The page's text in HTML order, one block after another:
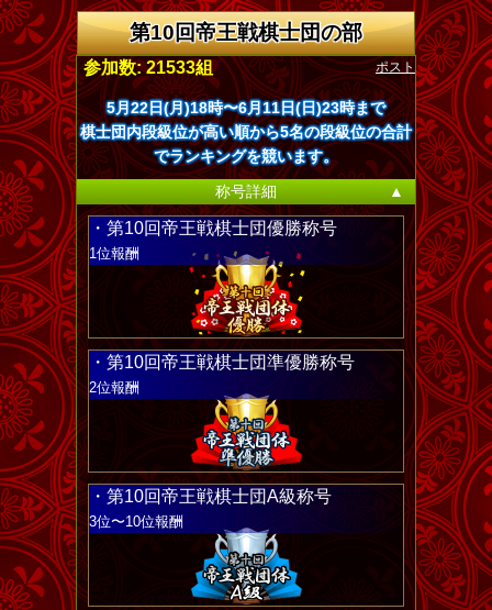
第10回帝王戦棋士団の部
ポスト
参加数: 21533組
5月22日(月)18時〜6月11日(日)23時まで
棋士団内段級位が高い順から5名の段級位の合計
でランキングを競います。
称号詳細
▲
・第10回帝王戦棋士団優勝称号
1位報酬
・第10回帝王戦棋士団準優勝称号
2位報酬
・第10回帝王戦棋士団A級称号
3位〜10位報酬